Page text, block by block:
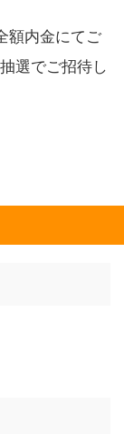
額内金にてご
選でご招待し